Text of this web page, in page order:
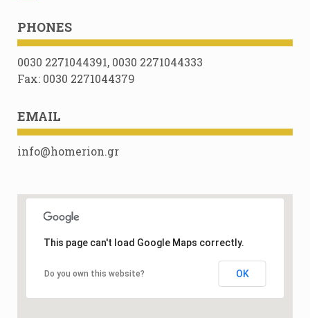
PHONES
0030 2271044391, 0030 2271044333
Fax: 0030 2271044379
EMAIL
info@homerion.gr
This page can't load Google Maps correctly.
Do you own this website? OK